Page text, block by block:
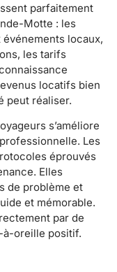
parfaitement
Motte : les
locaux,
les tarifs
locatifs bien
peut réaliser.
s’améliore
Les
éprouvés
Elles
de problème et
et mémorable.
par de
à-oreille positif.